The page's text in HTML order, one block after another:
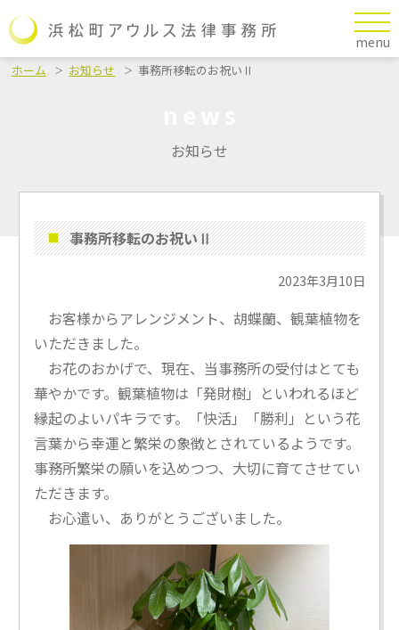
menu
ホーム お知らせ 事務所移転のお祝いⅡ
お知らせ
事務所移転のお祝いⅡ
2023年3月10日
お客様からアレンジメント、胡蝶蘭、観葉植物を
いただきました。
お花のおかげで、現在、当事務所の受付はとても
華やかです。観葉植物は「発財樹」といわれるほど
縁起のよいパキラです。「快活」「勝利」という花
言葉から幸運と繁栄の象徴とされているようです。
事務所繁栄の願いを込めつつ、大切に育てさせてい
ただきます。
お心遣い、ありがとうございました。